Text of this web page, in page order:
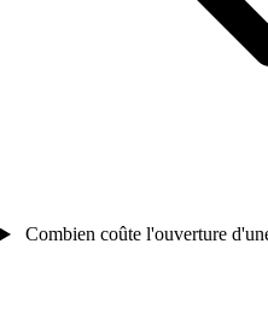
Combien coûte l'ouverture